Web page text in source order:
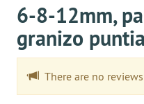
6-8-12mm,
granizo
There are no